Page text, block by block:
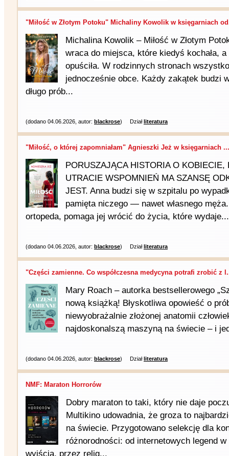
"Miłość w Złotym Potoku" Michaliny Kowolik w księgarniach
Michalina Kowolik – Miłość w Złotym
wraca do miejsca, które kiedyś kochała,
opuściła. W rodzinnych stronach
jednocześnie obce. Każdy zakątek budzi
długo prób...
(dodano 04.06.2026, autor: blackrose) Działliteratura
"Miłość, o której zapomniałam" Agnieszki Jeż w księgarniach ...
PORUSZAJĄCA HISTORIA O KOBIECIE,
UTRACIE WSPOMNIEŃ MA SZANSĘ
JEST. Anna budzi się w szpitalu po
pamięta niczego — nawet własnego
ortopeda, pomaga jej wrócić do życia, które wydaje...
(dodano 04.06.2026, autor: blackrose) Działliteratura
"Części zamienne. Co współczesna medycyna potrafi zrobić z
Mary Roach – autorka bestsellerowego
nową książką! Błyskotliwa opowieść o
niewyobrażalnie złożonej anatomii
najdoskonalszą maszyną na świecie – i
(dodano 04.06.2026, autor: blackrose) Działliteratura
NMF: Maraton Horrorów
Dobry maraton to taki, który nie daje
Multikino udowadnia, że groza to
na świecie. Przygotowano selekcję dla
różnorodności: od internetowych legend
wyjścia, przez relig...